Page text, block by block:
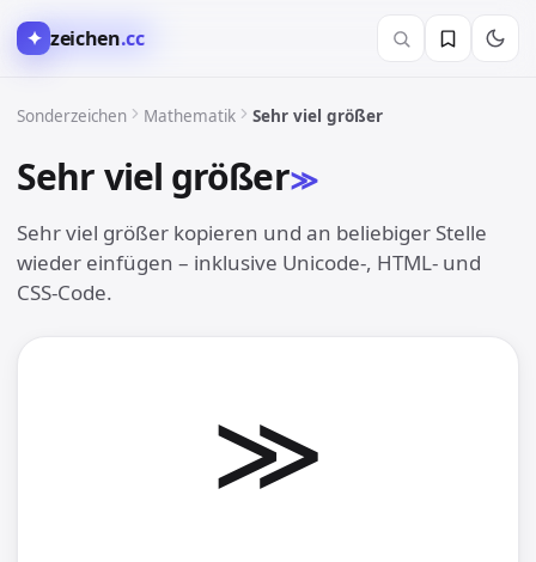
✦ zeichen.cc
Sonderzeichen Mathematik Sehr viel größer
Sehr viel größer≫︎
Sehr viel größer kopieren und an beliebiger Stelle
wieder einfügen – inklusive Unicode-, HTML- und
CSS-Code.
∑︎ Mathematik
≫︎